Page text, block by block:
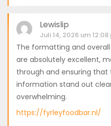
Lewislip
Juli 14, 2026 um 12:08
The formatting and
are absolutely excellent,
through and ensuring
information stand out
overwhelming.
https://fyrleyfoodbar.nl/